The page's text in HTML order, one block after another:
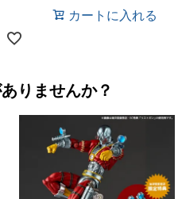
カートに入れる
りませんか？